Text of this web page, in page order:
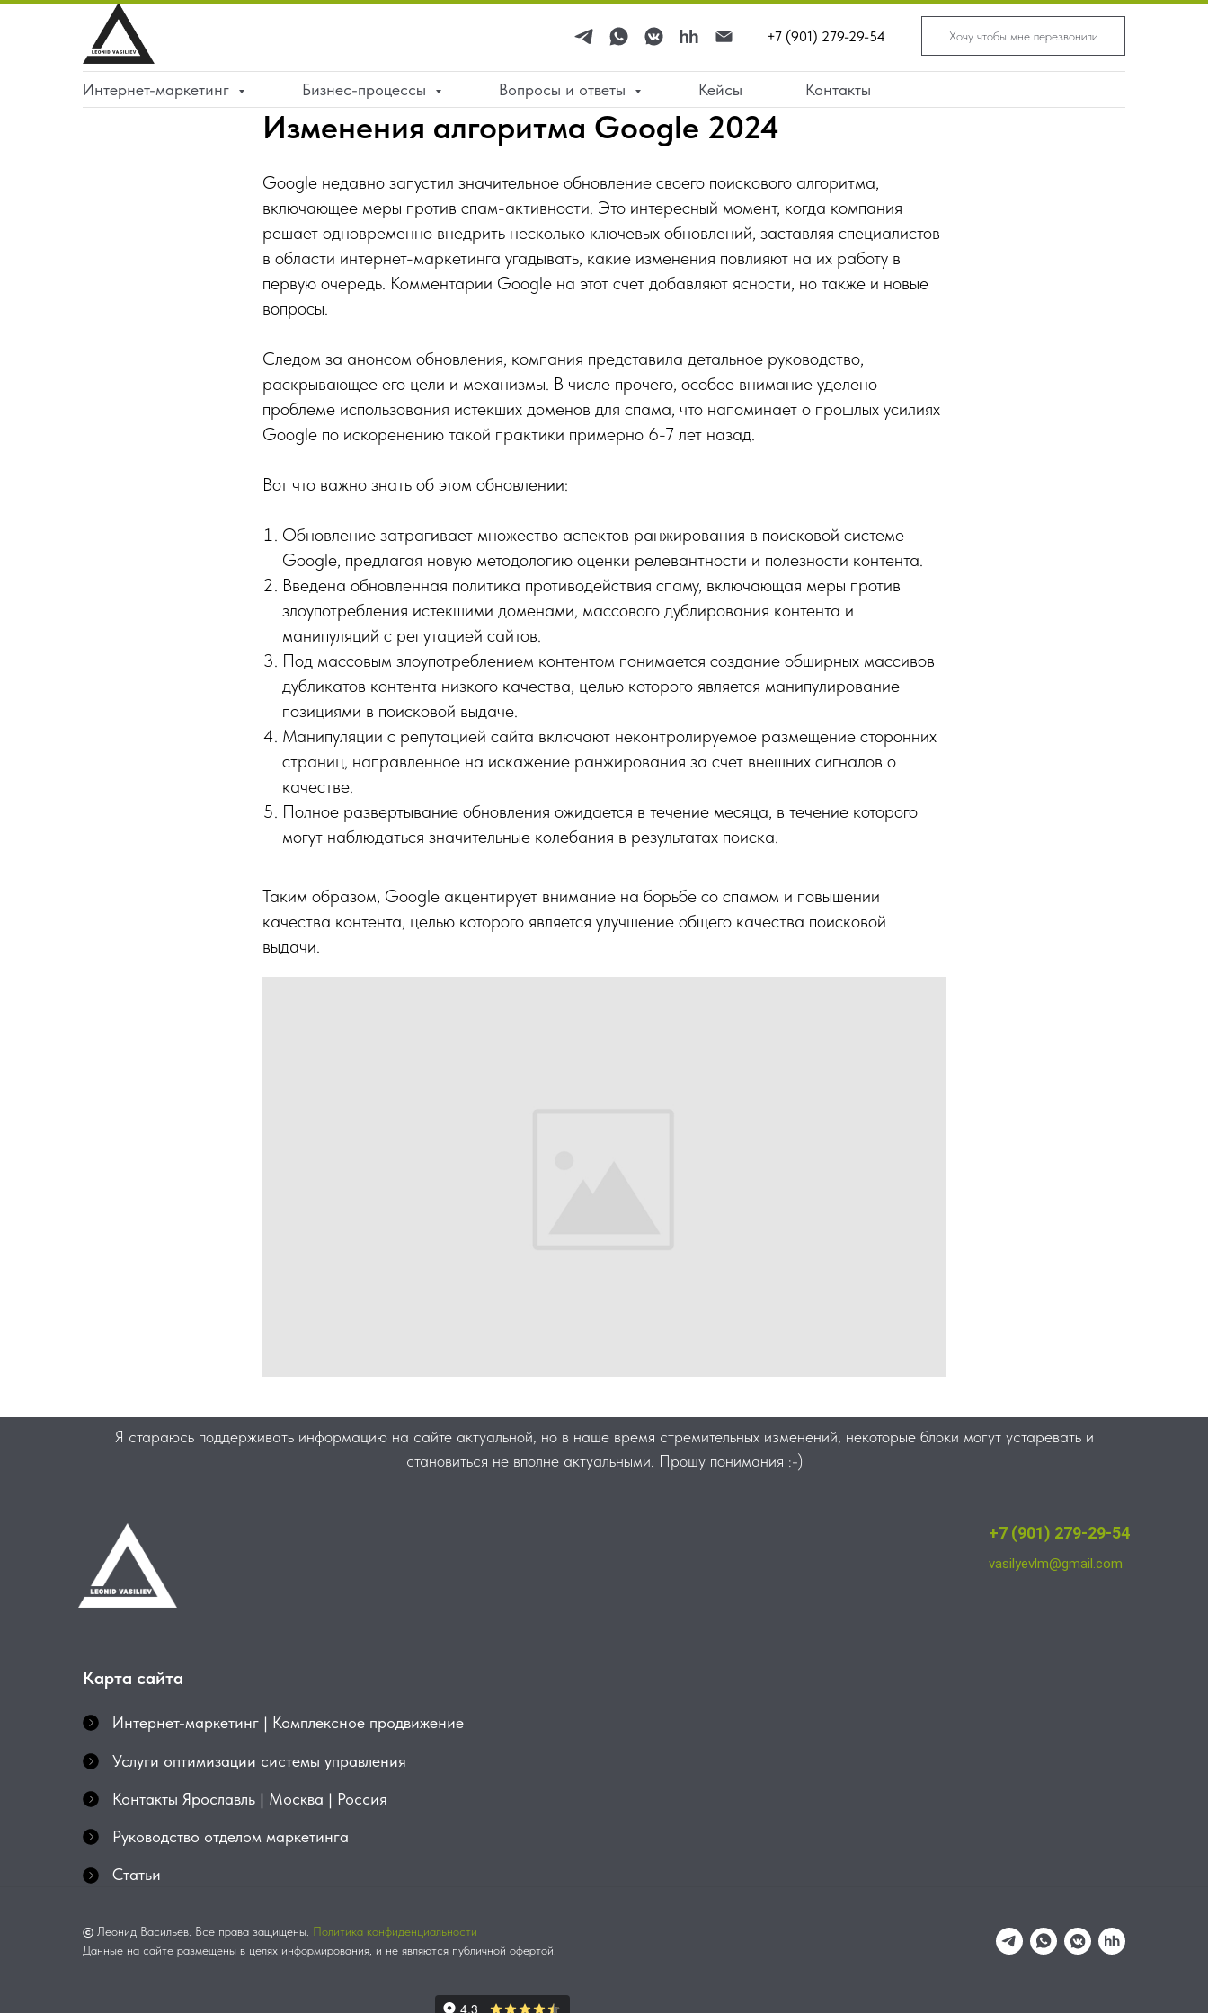
+7 (901) 279-29-54 Хочу чтобы мне перезвонили
Интернет-маркетинг Бизнес-процессы Вопросы и ответы Кейсы Контакты
Изменения алгоритма Google 2024
Google недавно запустил значительное обновление своего поискового алгоритма,
включающее меры против спам-активности. Это интересный момент, когда компания
решает одновременно внедрить несколько ключевых обновлений, заставляя специалистов
в области интернет-маркетинга угадывать, какие изменения повлияют на их работу в
первую очередь. Комментарии Google на этот счет добавляют ясности, но также и новые
вопросы.
Следом за анонсом обновления, компания представила детальное руководство,
раскрывающее его цели и механизмы. В числе прочего, особое внимание уделено
проблеме использования истекших доменов для спама, что напоминает о прошлых усилиях
Google по искоренению такой практики примерно 6-7 лет назад.
Вот что важно знать об этом обновлении:
Обновление затрагивает множество аспектов ранжирования в поисковой системе
Google, предлагая новую методологию оценки релевантности и полезности контента.
Введена обновленная политика противодействия спаму, включающая меры против
злоупотребления истекшими доменами, массового дублирования контента и
манипуляций с репутацией сайтов.
Под массовым злоупотреблением контентом понимается создание обширных массивов
дубликатов контента низкого качества, целью которого является манипулирование
позициями в поисковой выдаче.
Манипуляции с репутацией сайта включают неконтролируемое размещение сторонних
страниц, направленное на искажение ранжирования за счет внешних сигналов о
качестве.
Полное развертывание обновления ожидается в течение месяца, в течение которого
могут наблюдаться значительные колебания в результатах поиска.
Таким образом, Google акцентирует внимание на борьбе со спамом и повышении
качества контента, целью которого является улучшение общего качества поисковой
выдачи.
Я стараюсь поддерживать информацию на сайте актуальной, но в наше время стремительных изменений, некоторые блоки могут устаревать и
становиться не вполне актуальными. Прошу понимания :-)
+7 (901) 279-29-54
vasilyevlm@gmail.com
Карта сайта
Интернет-маркетинг | Комплексное продвижение
Услуги оптимизации системы управления
Контакты Ярославль | Москва | Россия
Руководство отделом маркетинга
Статьи
© Леонид Васильев. Все права защищены. Политика конфиденциальности
Данные на сайте размещены в целях информирования, и не являются публичной офертой.